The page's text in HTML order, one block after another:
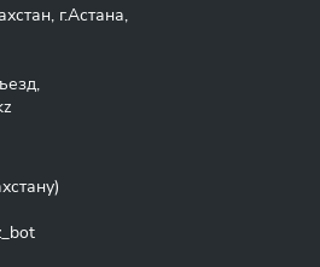
г.Астана,